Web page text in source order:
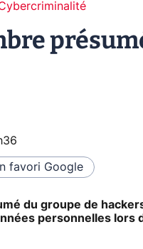
favori Google
du groupe de
personnelles lors